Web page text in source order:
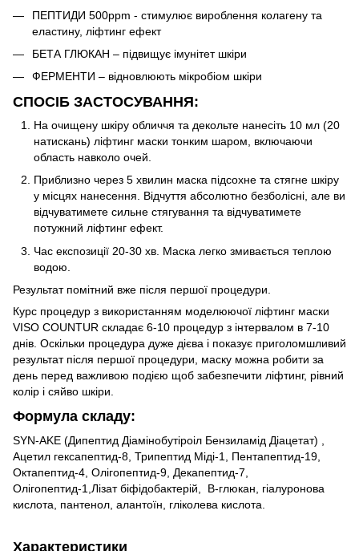
ПЕПТИДИ 500ppm - стимулює вироблення колагену та
еластину, ліфтинг ефект
БЕТА ГЛЮКАН – підвищує імунітет шкіри
ФЕРМЕНТИ – відновлюють мікробіом шкіри
СПОСІБ ЗАСТОСУВАННЯ:
На очищену шкіру обличчя та декольте нанесіть 10 мл (20
натискань) ліфтинг маски тонким шаром, включаючи
область навколо очей.
Приблизно через 5 хвилин маска підсохне та стягне шкіру
у місцях нанесення. Відчуття абсолютно безболісні, але ви
відчуватимете сильне стягування та відчуватимете
потужний ліфтинг ефект.
Час експозиції 20-30 хв. Маска легко змивається теплою
водою.
Результат помітний вже після першої процедури.
Курс процедур з використанням моделюючої ліфтинг маски
VISO COUNTUR складає 6-10 процедур з інтервалом в 7-10
днів. Оскільки процедура дуже дієва і показує приголомшливий
результат після першої процедури, маску можна робити за
день перед важливою подією щоб забезпечити ліфтинг, рівний
колір і сяйво шкіри.
Формула складу:
SYN-AKE (Дипептид Діамінобутіроіл Бензиламід Діацетат) ,
Ацетил гексапептид-8, Трипептид Міді-1, Пентапептид-19,
Октапептид-4, Олігопептид-9, Декапептид-7,
Олігопептид-1,Лізат біфідобактерій, В-глюкан, гіалуронова
кислота, пантенол, алантоїн, гліколева кислота.
Характеристики